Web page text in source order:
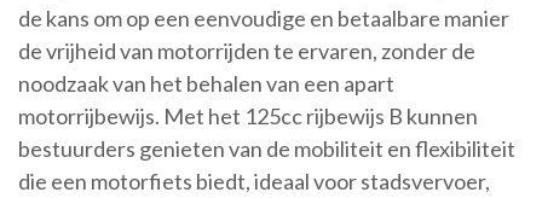
de kans om op een eenvoudige en betaalbare manier
de vrijheid van motorrijden te ervaren, zonder de
noodzaak van het behalen van een apart
motorrijbewijs. Met het 125cc rijbewijs B kunnen
bestuurders genieten van de mobiliteit en flexibiliteit
die een motorfiets biedt, ideaal voor stadsvervoer,